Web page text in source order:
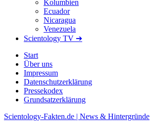
Kolumbien
Ecuador
Nicaragua
Venezuela
Scientology TV ➔
Start
Über uns
Impressum
Datenschutzerklärung
Pressekodex
Grundsatzerklärung
Scientology-Fakten.de | News & Hintergründe